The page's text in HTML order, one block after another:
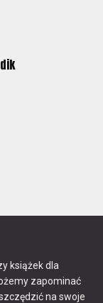
książek dla
zapominać
na swoje